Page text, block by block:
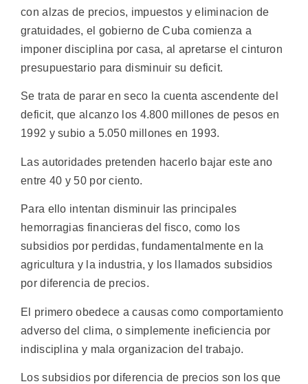
con alzas de precios, impuestos y eliminacion de
gratuidades, el gobierno de Cuba comienza a
imponer disciplina por casa, al apretarse el cinturon
presupuestario para disminuir su deficit.
Se trata de parar en seco la cuenta ascendente del
deficit, que alcanzo los 4.800 millones de pesos en
1992 y subio a 5.050 millones en 1993.
Las autoridades pretenden hacerlo bajar este ano
entre 40 y 50 por ciento.
Para ello intentan disminuir las principales
hemorragias financieras del fisco, como los
subsidios por perdidas, fundamentalmente en la
agricultura y la industria, y los llamados subsidios
por diferencia de precios.
El primero obedece a causas como comportamiento
adverso del clima, o simplemente ineficiencia por
indisciplina y mala organizacion del trabajo.
Los subsidios por diferencia de precios son los que